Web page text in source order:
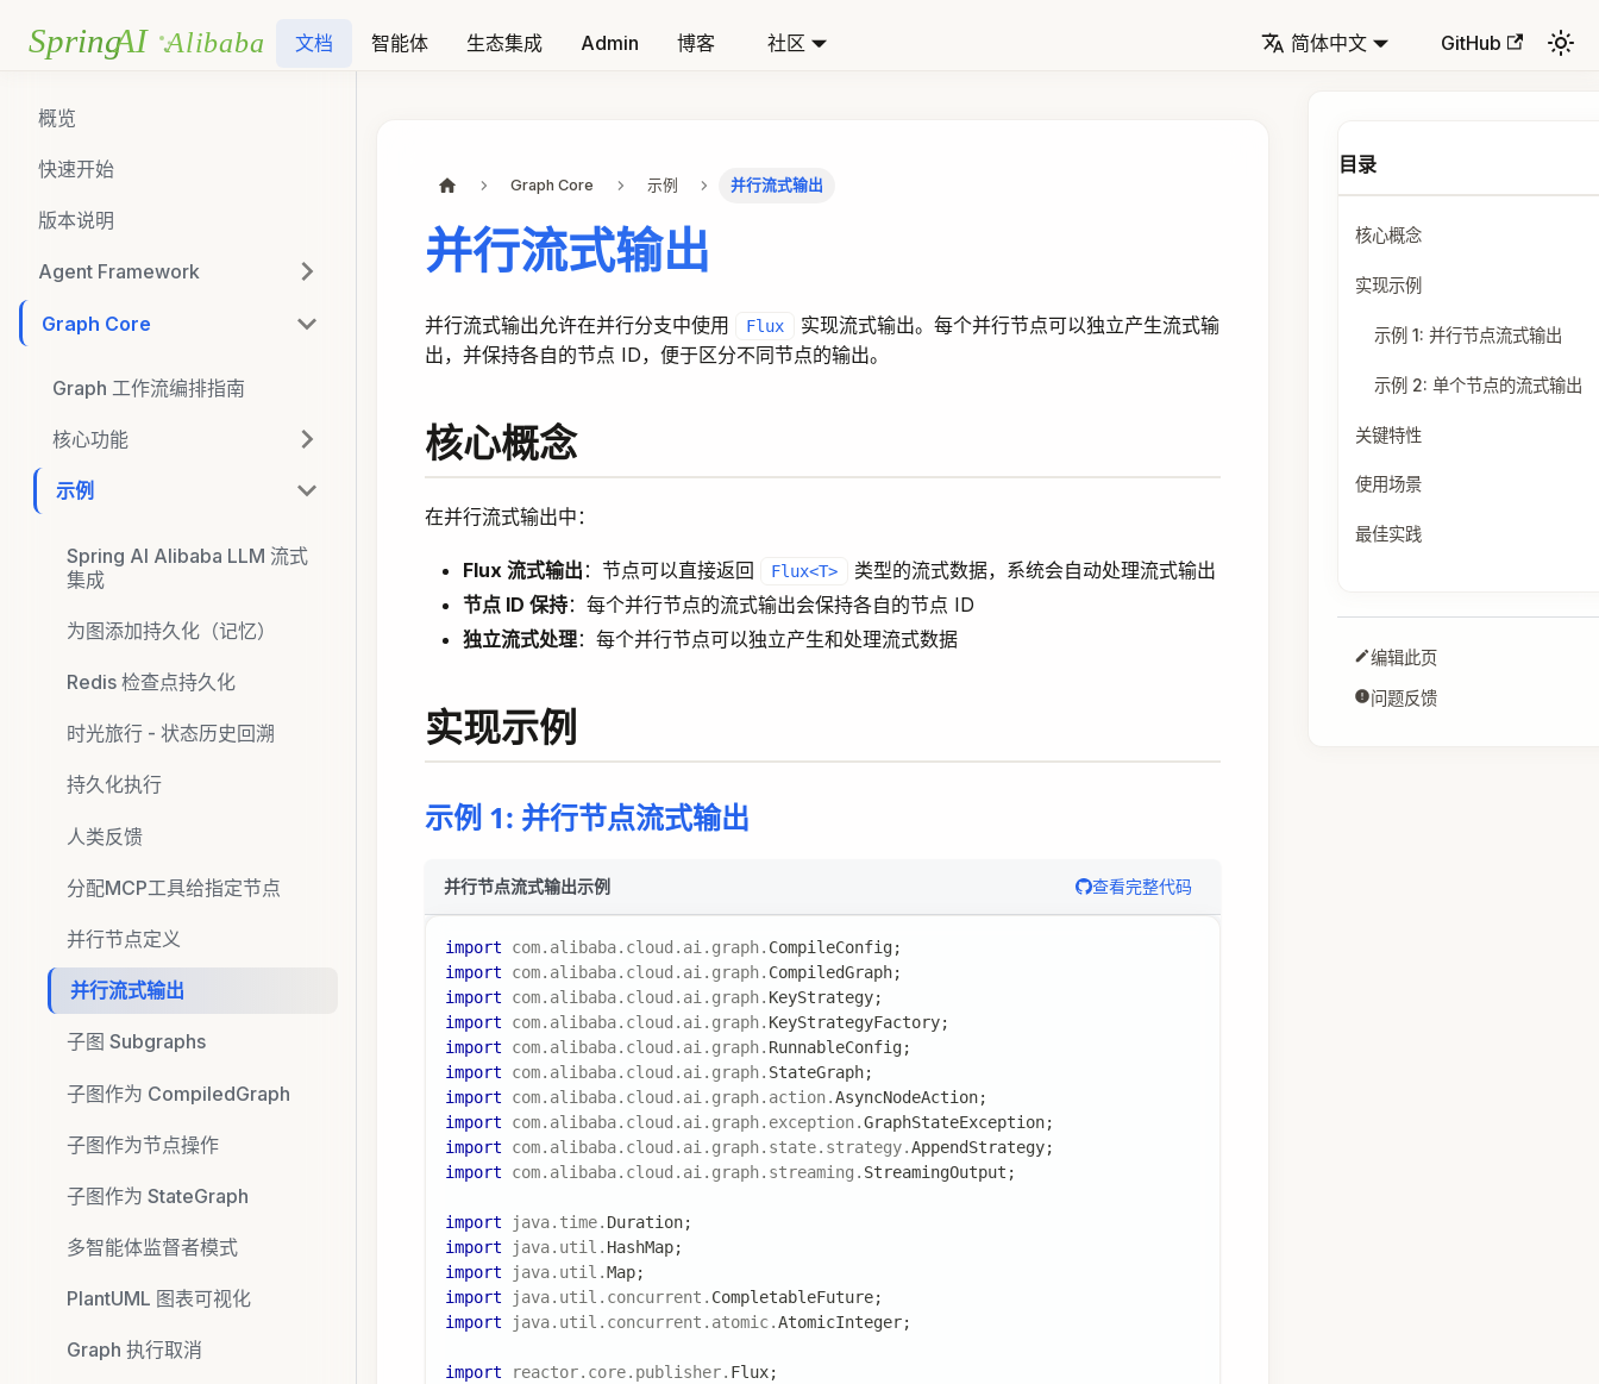
文档 智能体 生态集成 Admin 博客 社区 简体中文 GitHub
概览
快速开始
版本说明
Agent Framework
Graph Core
Graph 工作流编排指南
核心功能
示例
Spring AI Alibaba LLM 流式
集成
为图添加持久化（记忆）
Redis 检查点持久化
时光旅行 - 状态历史回溯
持久化执行
人类反馈
分配MCP工具给指定节点
并行节点定义
并行流式输出
子图 Subgraphs
子图作为 CompiledGraph
子图作为节点操作
子图作为 StateGraph
多智能体监督者模式
PlantUML 图表可视化
Graph 执行取消
Graph Core 示例 并行流式输出
并行流式输出
并行流式输出允许在并行分支中使用 Flux
实现流式输出。每个并行节点可以独立产生流式输
出，并保持各自的节点 ID，便于区分不同节点的输出。
核心概念
在并行流式输出中：
Flux 流式输出 ：节点可以直接返回 Flux<T>
类型的流式数据，系统会自动处理流式输出
节点 ID 保持：每个并行节点的流式输出会保持各自的节点 ID
独立流式处理：每个并行节点可以独立产生和处理流式数据
实现示例
示例 1: 并行节点流式输出
并行节点流式输出示例 查看完整代码
import com. alibaba. cloud . ai. graph. CompileConfig;
import
com. alibaba. cloud . ai. graph. CompiledGraph;
import
com. alibaba. cloud . ai. graph. KeyStrategy;
import
com. alibaba. cloud . ai. graph. KeyStrategyFactory;
import
com. alibaba. cloud . ai. graph. RunnableConfig;
import
com. alibaba. cloud . ai. graph. StateGraph;
import
com. alibaba. cloud . ai. graph. action.AsyncNodeAction;
import
com. alibaba. cloud . ai. graph. exception.GraphStateException;
import
com. alibaba. cloud . ai. graph. state. strategy.AppendStrategy;
import
com. alibaba. cloud . ai. graph. streaming . StreamingOutput ;
import java. time. Duration;
import
java. util . HashMap;
import
java. util .Map;
import
java. util . concurrent . CompletableFuture;
import
java. util . concurrent . atomic.AtomicInteger;
import reactor. core. publisher. Flux;
核心概念
实现示例
示例 1: 并行节点流式输出
示例 2: 单个节点的流式输出
关键特性
使用场景
最佳实践
编辑此页
问题反馈